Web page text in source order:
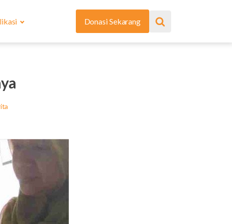
Donasi Sekarang